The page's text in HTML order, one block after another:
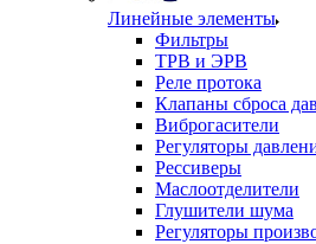
Линейные элементы
Фильтры
ТРВ и ЭРВ
Реле протока
Клапаны сброса
Виброгасители
Регуляторы
Рессиверы
Маслоотделители
Глушители шума
Регуляторы